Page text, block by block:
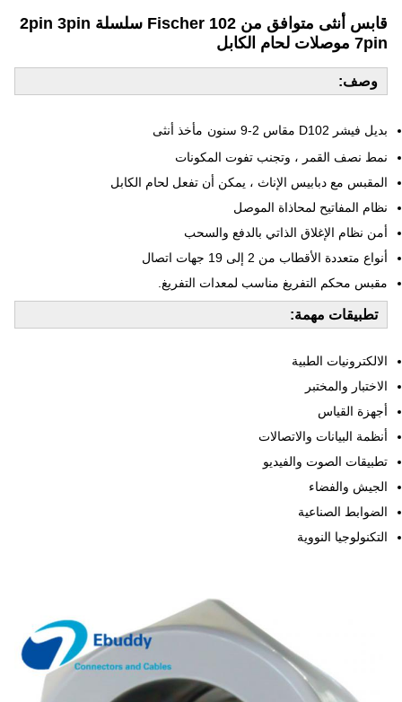
قابس أنثى متوافق من Fischer 102 سلسلة 2pin 3pin
7pin موصلات لحام الكابل
وصف:
بديل فيشر D102 مقاس 2-9 سنون
مأخذ أنثى
نمط نصف القمر ، وتجنب تفوت المكونات
المقبس مع دبابيس الإناث ، يمكن أن تفعل لحام الكابل
نظام المفاتيح لمحاذاة الموصل
أمن نظام الإغلاق الذاتي بالدفع والسحب
أنواع متعددة الأقطاب من 2 إلى 19 جهات اتصال
مقبس محكم التفريغ مناسب لمعدات التفريغ.
تطبيقات مهمة:
الالكترونيات الطبية
الاختبار والمختبر
أجهزة القياس
أنظمة البيانات والاتصالات
تطبيقات الصوت والفيديو
الجيش والفضاء
الضوابط الصناعية
التكنولوجيا النووية